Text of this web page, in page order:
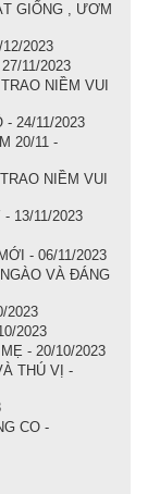
GIỐNG , ƯƠM
2023
11/2023
NIỀM VUI
- 24/11/2023
20/11 -
NIỀM VUI
13/11/2023
- 06/11/2023
VÀ ĐÁNG
2023
2023
- 20/10/2023
THÚ VỊ -
CO -